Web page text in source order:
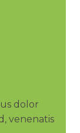
dolor
venenatis